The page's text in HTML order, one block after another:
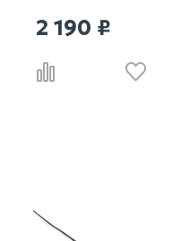
2 190 ₽